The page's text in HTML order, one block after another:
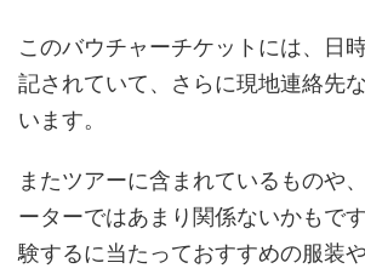
このバウチャーチケットには、日
記されていて、さらに現地連絡先
います。
またツアーに含まれているものや
ーターではあまり関係ないかもで
験するに当たっておすすめの服装